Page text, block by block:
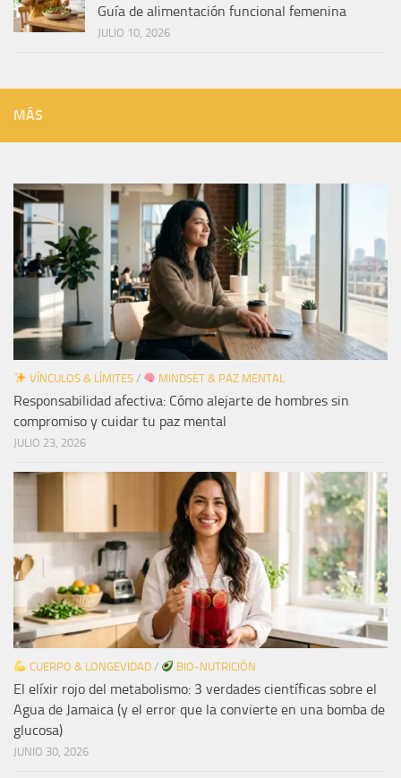
Guía de alimentación funcional femenina
JULIO 10, 2026
MÁS
VÍNCULOS & LÍMITES/ MINDSET & PAZ MENTAL
Responsabilidad afectiva: Cómo alejarte de hombres sin
compromiso y cuidar tu paz mental
JULIO 23, 2026
CUERPO & LONGEVIDAD/ BIO-NUTRICIÓN
El elíxir rojo del metabolismo: 3 verdades científicas sobre el
Agua de Jamaica (y el error que la convierte en una bomba de
glucosa)
JUNIO 30, 2026